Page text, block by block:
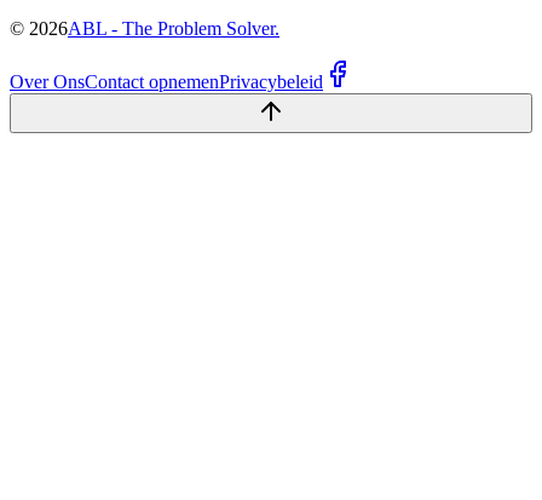
© 2026ABL - The Problem Solver.
Over OnsContact opnemenPrivacybeleid